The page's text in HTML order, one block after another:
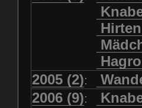
Mädchen beim
Mädchen in
Mädchen in
Mädchen mit
Mädchen mit
Mätti
Luchs sitzend
Murmeltiere
Rehkitz
Salamader
Schmetterlinge
2005 (2):
2006 (9):